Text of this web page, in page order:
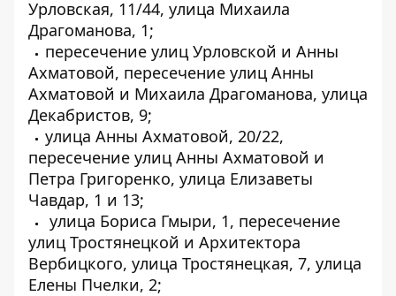
Урловская, 11/44, улица Михаила
Драгоманова, 1;
пересечение улиц Урловской и Анны
Ахматовой, пересечение улиц Анны
Ахматовой и Михаила Драгоманова, улица
Декабристов, 9;
улица Анны Ахматовой, 20/22,
пересечение улиц Анны Ахматовой и
Петра Григоренко, улица Елизаветы
Чавдар, 1 и 13;
улица Бориса Гмыри, 1, пересечение
улиц Тростянецкой и Архитектора
Вербицкого, улица Тростянецкая, 7, улица
Елены Пчелки, 2;